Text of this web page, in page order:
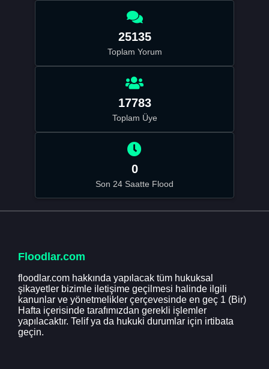
25135
Toplam Yorum
17783
Toplam Üye
0
Son 24 Saatte Flood
Floodlar.com
floodlar.com hakkında yapılacak tüm hukuksal
şikayetler bizimle iletişime geçilmesi halinde ilgili
kanunlar ve yönetmelikler çerçevesinde en geç 1 (Bir)
Hafta içerisinde tarafımızdan gerekli işlemler
yapılacaktır. Telif ya da hukuki durumlar için irtibata
geçin.